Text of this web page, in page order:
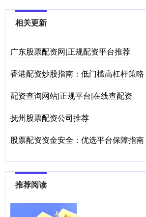
相关更新
广东股票配资网|正规配资平台推荐
香港配资炒股指南：低门槛高杠杆策略
配资查询网站|正规平台|在线查配资
抚州股票配资公司推荐
股票配资资金安全：优选平台保障指南
推荐阅读